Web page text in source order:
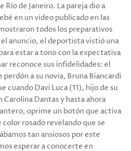
Río de Janeiro. La pareja dio a
en un video publicado en las
todos los preparativos
anuncio, el deportista vistió una
estar a tono con la expectativa
reconoce sus infidelidades: el
a su novia, Bruna Biancardi
cuando Davi Luca (11), hijo de su
Dantas y hasta ahora
oprime un botón que activa
color rosado revelando que se
tan ansiosos por este
esperar a conocerte en